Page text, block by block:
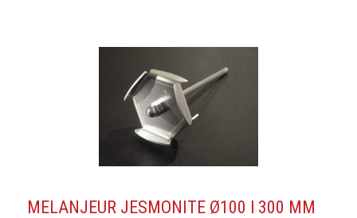
MELANJEUR JESMONITE Ø100 l 300 MM